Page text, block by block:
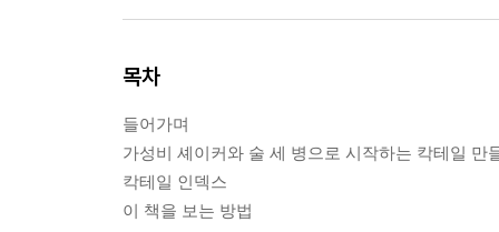
목차
들어가며
가성비 셰이커와 술 세 병으로 시작하는 칵테일 만
칵테일 인덱스
이 책을 보는 방법